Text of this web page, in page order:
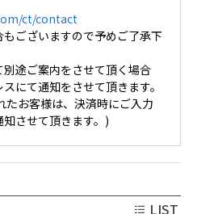
ct/contact
ございますので予めご了承下
途ご案内をさせて頂く場合
にて通知をさせて頂きます。
たお客様は、決済時にご入力
させて頂きます。)
LIST